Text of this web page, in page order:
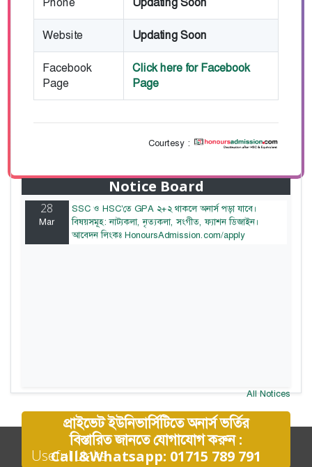
Website Updating Soon
Facebook
Page
Click here for Facebook
Page
Courtesy :
Notice Board
টাকা। আবেদন লিংকঃ HonoursAdmission.com/apply
28
Mar
SSC ও HSC'তে GPA ২+২ থাকলে অনার্স পড়া যাবে।
বিষয়সমূহ: নাট্যকলা, নৃত্যকলা, সংগীত, ফ্যাশন ডিজাইন।
আবেদন লিংকঃ HonoursAdmission.com/apply
All Notices
প্রাইভেট ইউনিভার্সিটিতে অনার্স ভর্তির
বিস্তারিত জানতে যোগাযোগ করুন :
Call&Whatsapp: 01715 789 791
Useful Links